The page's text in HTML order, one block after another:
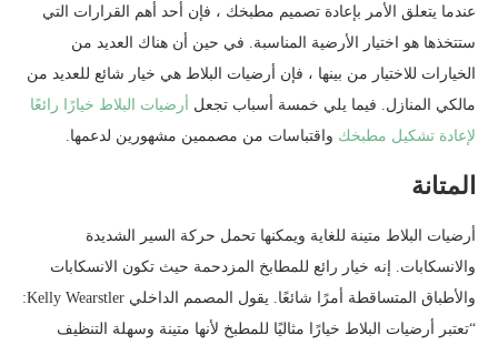
عندما يتعلق الأمر بإعادة تصميم مطبخك ، فإن أحد أهم القرارات التي
ستتخذها هو اختيار الأرضية المناسبة. في حين أن هناك العديد من
الخيارات للاختيار من بينها ، فإن أرضيات البلاط هي خيار شائع للعديد من
مالكي المنازل. فيما يلي خمسة أسباب تجعل
أرضيات البلاط خيارًا رائعًا
لإعادة تشكيل مطبخك واقتباسات من مصممين مشهورين لدعمها.
المتانة
أرضيات البلاط متينة للغاية ويمكنها تحمل حركة السير الشديدة
والانسكابات. إنه خيار رائع للمطابخ المزدحمة حيث تكون الانسكابات
والأطباق المتساقطة أمرًا شائعًا. يقول المصمم الداخلي Kelly Wearstler:
“تعتبر أرضيات البلاط خيارًا مثاليًا للمطبخ لأنها متينة وسهلة التنظيف